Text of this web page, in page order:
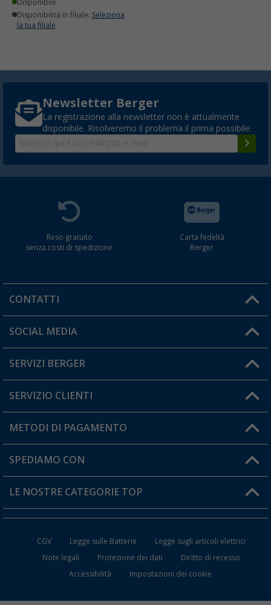
Disponibile
Disponibilità in filiale: Seleziona
la tua filiale
Newsletter Berger
La registrazione alla newsletter non è attualmente
disponibile. Risolveremo il problema il prima possibile.
Reso gratuito
senza costi di spedizione
Carta fedeltà
Berger
CONTATTI
Orari di apertura del servizio:
Hai una domanda?
SOCIAL MEDIA
SERVIZI BERGER
Diventare rivenditori
Il mio Account
Carta fedeltà Berger
SERVIZIO CLIENTI
Informazioni sulla spedizione
Resi
FAQ e Contatti
METODI DI PAGAMENTO
SPEDIAMO CON
LE NOSTRE CATEGORIE TOP
Mobili per il Campeggio
CGV Legge sulle Batterie
Legge sugli articoli elettrici
Note legali
Protezione dei dati
Diritto di recesso
Accessibilità
Impostazioni dei cookie